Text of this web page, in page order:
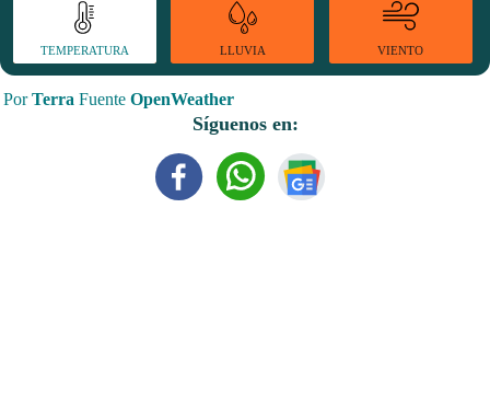
TEMPERATURA LLUVIA VIENTO
PorTerra Fuente OpenWeather
Síguenos en: